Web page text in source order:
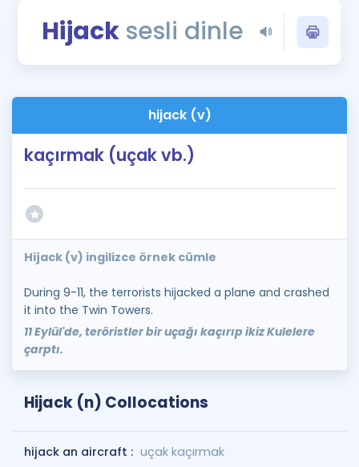
Rehberlik Aracı
Blog
İngilizce Gramer
Hijack sesli dinle
hijack (v)
kaçırmak (uçak vb.)
Hijack (v) ingilizce örnek cümle
During 9-11, the terrorists hijacked a plane and crashed
it into the Twin Towers.
11 Eylül'de, teröristler bir uçağı kaçırıp ikiz Kulelere
çarptı.
Hijack (n) Collocations
hijack an aircraft : uçak kaçırmak